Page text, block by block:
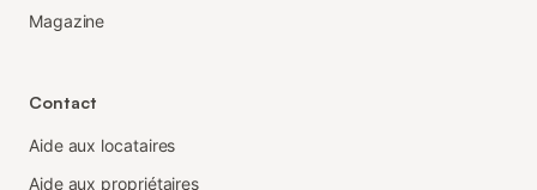
Magazine
Contact
Aide aux locataires
Aide aux propriétaires